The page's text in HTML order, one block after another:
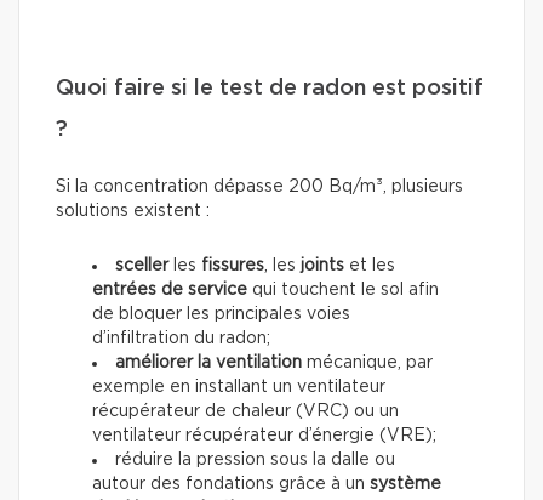
Quoi faire si le test de radon est positif
?
Si la concentration dépasse 200 Bq/m³, plusieurs
solutions existent :
sceller les fissures , les joints et les
entrées de service qui touchent le sol afin
de bloquer les principales voies
d’infiltration du radon;
améliorer la ventilation mécanique, par
exemple en installant un ventilateur
récupérateur de chaleur (VRC) ou un
ventilateur récupérateur d’énergie (VRE);
réduire la pression sous la dalle ou
autour des fondations grâce à un système